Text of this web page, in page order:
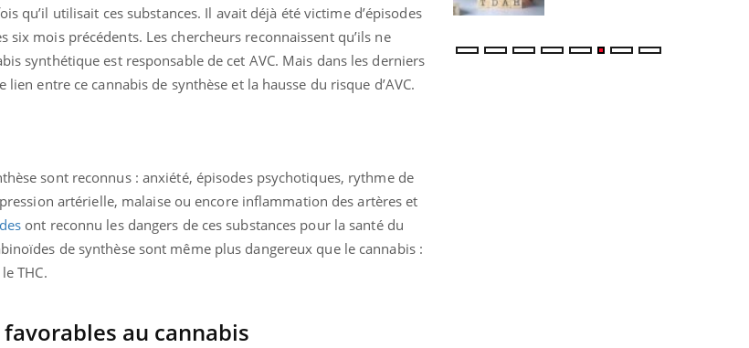
qu’il utilisait ces substances. Il avait déjà été victime d’épisodes
mois précédents. Les chercheurs reconnaissent qu’ils ne
synthétique est responsable de cet AVC. Mais dans les derniers
entre ce cannabis de synthèse et la hausse du risque d’AVC.
sont reconnus : anxiété, épisodes psychotiques, rythme de
artérielle, malaise ou encore inflammation des artères et
ont reconnu les dangers de ces substances pour la santé du
de synthèse sont même plus dangereux que le cannabis :
THC.
au cannabis